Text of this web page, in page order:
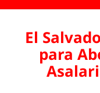
El
para